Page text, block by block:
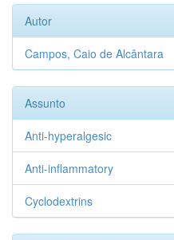
Autor
Campos, Caio de Alcântara
Assunto
Anti-hyperalgesic
Anti-inflammatory
Cyclodextrins